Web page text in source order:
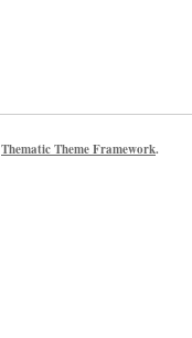
Thematic Theme Framework.